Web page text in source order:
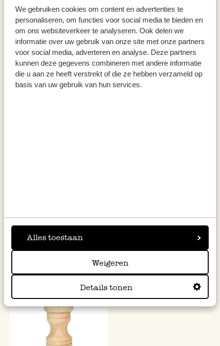
We gebruiken cookies om content en advertenties te
personaliseren, om functies voor social media te bieden en
om ons websiteverkeer te analyseren. Ook delen we
informatie over uw gebruik van onze site met onze partners
voor social media, adverteren en analyse. Deze partners
kunnen deze gegevens combineren met andere informatie
die u aan ze heeft verstrekt of die ze hebben verzameld op
basis van uw gebruik van hun services.
Alles toestaan
Weigeren
Details tonen
Zoutmolen naturel, 25 cm
€ 36,95
Pepermolen naturel, 25 cm
€ 36,95
Pepermolen naturel, 10 cm
€ 19,95
Zoutmolen zwart, 14 cm